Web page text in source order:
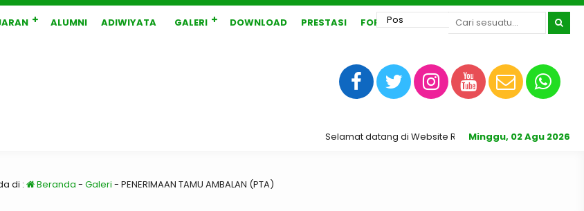
ALUMNI ADIWIYATA GALERI DOWNLOAD PRESTASI FORUM
Minggu, 02 Agu 2026
Selamat datang di Website Resmi SMA N 1 Karangrayung.
di : Beranda - Galeri - PENERIMAAN TAMU AMBALAN (PTA)